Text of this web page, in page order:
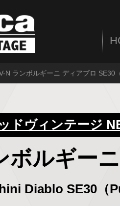
N ランボルギーニ ディアブロ SE30（
ドヴィンテージ
ボルギー
Diablo SE30（